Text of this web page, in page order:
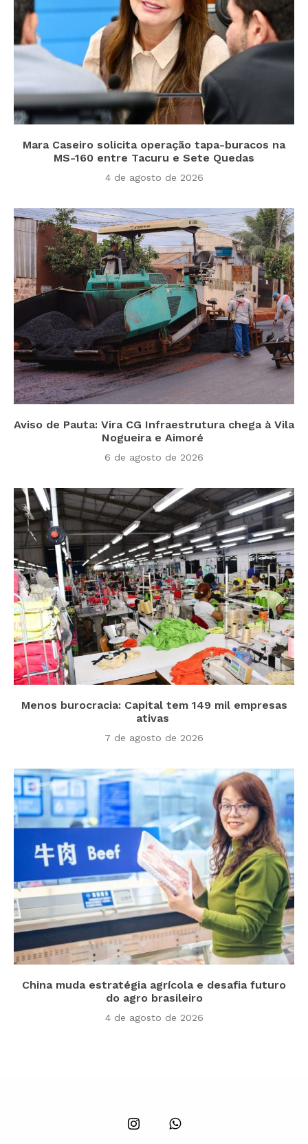
Mara Caseiro solicita operação tapa-buracos na
MS-160 entre Tacuru e Sete Quedas
4 de agosto de 2026
Aviso de Pauta: Vira CG Infraestrutura chega à Vila
Nogueira e Aimoré
6 de agosto de 2026
Menos burocracia: Capital tem 149 mil empresas
ativas
7 de agosto de 2026
China muda estratégia agrícola e desafia futuro
do agro brasileiro
4 de agosto de 2026